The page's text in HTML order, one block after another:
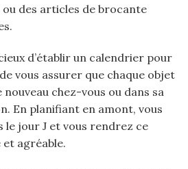
des articles de brocante
d’établir un calendrier pour
vous assurer que chaque objet
chez-vous ou dans sa
En planifiant en amont, vous
le jour J et vous rendrez ce
et agréable.